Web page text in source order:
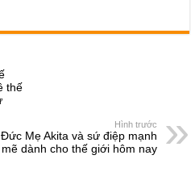
e
d
er ail ar
thế
Hình trước
Đức Mẹ Akita và sứ điệp mạnh
mẽ dành cho thế giới hôm nay